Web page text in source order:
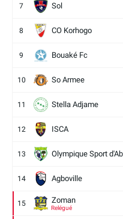
7 Sol
8 CO Korhogo
9 Bouaké Fc
10 So Armee
11 Stella Adjame
12 ISCA
13 Olympique Sport
14 Agboville
15 Zoman
Relégué